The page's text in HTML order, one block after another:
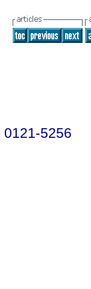
0121-5256